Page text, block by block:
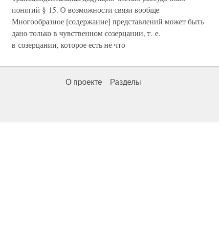
понятий § 15. О возможности связи вообще
Многообразное [содержание] представлений может быть
дано только в чувственном созерцании, т. е.
в созерцании, которое есть не что
О проекте Разделы